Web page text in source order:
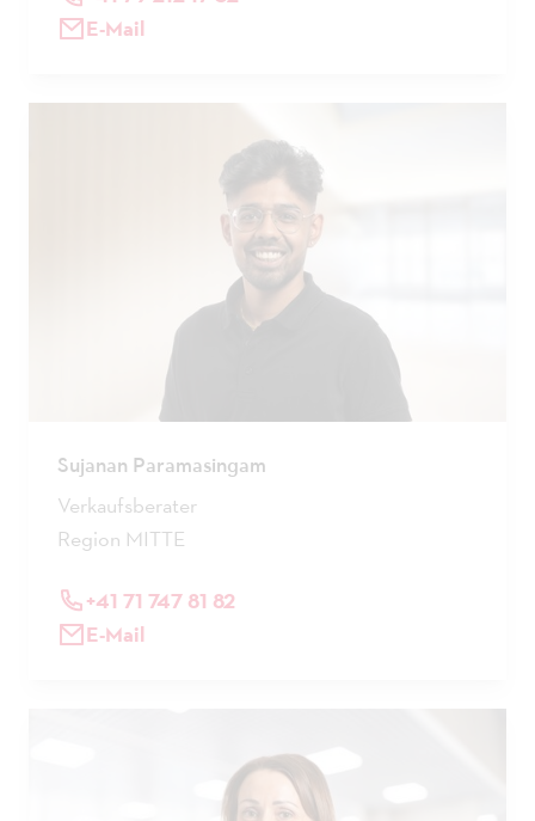
E-Mail
Sujanan Paramasingam
Verkaufsberater
Region MITTE
+41 71 747 81 82
E-Mail